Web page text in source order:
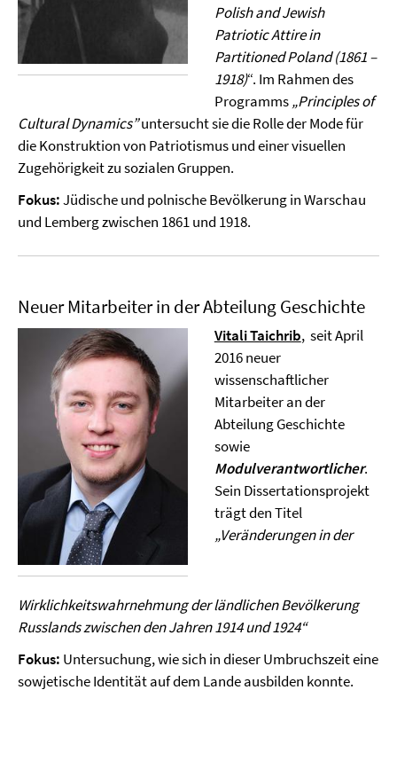
Polish and Jewish
Patriotic Attire in
Partitioned Poland (1861 –
1918)“. Im Rahmen des
Programms„Principles of
Cultural Dynamics”untersucht sie die Rolle der Mode für
die Konstruktion von Patriotismus und einer visuellen
Zugehörigkeit zu sozialen Gruppen.
Fokus:Jüdische und polnische Bevölkerung in Warschau
und Lemberg zwischen 1861 und 1918.
Neuer Mitarbeiter in der Abteilung Geschichte
Vitali Taichrib, seit April
2016 neuer
wissenschaftlicher
Mitarbeiter an der
Abteilung Geschichte
sowie
Modulverantwortlicher.
Sein Dissertationsprojekt
trägt den Titel
„Veränderungen in der
Wirklichkeitswahrnehmung der ländlichen Bevölkerung
Russlands zwischen den Jahren 1914 und 1924“
Fokus: Untersuchung, wie sich in dieser Umbruchszeit eine
sowjetische Identität auf dem Lande ausbilden konnte.